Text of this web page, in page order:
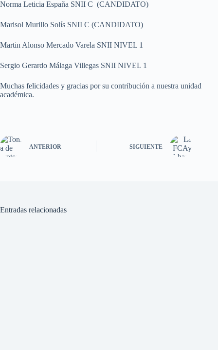
Norma Leticia España SNII C (CANDIDATO)
Marisol Murillo Solís SNII C (CANDIDATO)
Martin Alonso Mercado Varela SNII NIVEL 1
Sergio Gerardo Málaga Villegas SNII NIVEL 1
Muchas felicidades y gracias por su contribución a nuestra unidad
académica.
ANTERIOR SIGUIENTE
Entradas relacionadas